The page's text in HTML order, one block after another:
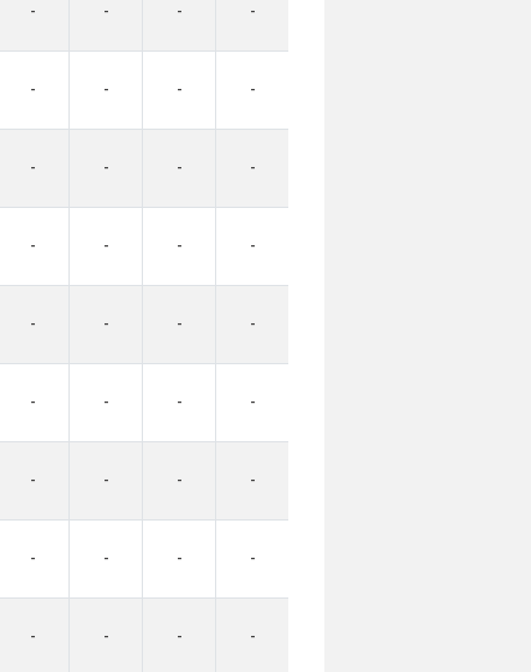
- - - -
- - - -
- - - -
- - - -
- - - -
- - - -
- - - -
- - - -
- - - -